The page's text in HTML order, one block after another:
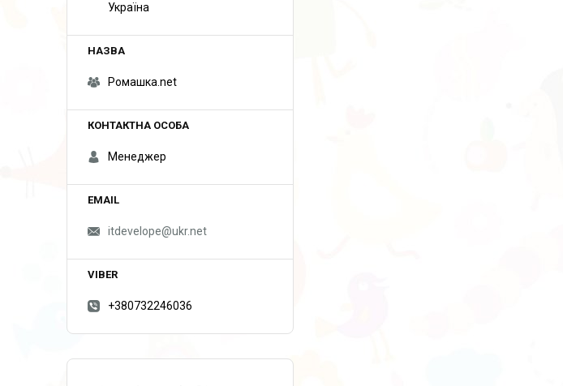
Україна
Ромашка.net
Менеджер
itdevelope@ukr.net
+380732246036